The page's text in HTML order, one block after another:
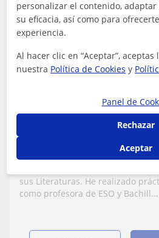
Isabel
Lengua Castellana y Literatura
Castellana y Literatura,
sus Literaturas. He realizado
como profesora de ESO y Bachill...
personalizar el contenido,
su eficacia, así como para
experiencia.
Al hacer clic en “Aceptar”,
nuestra Política de Cookies y
Panel de
Rechazar
Aceptar